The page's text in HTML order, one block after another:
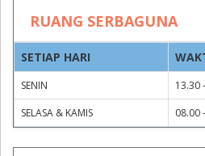
Ruang
RUANG SERBAGUNA
SETIAP HARI
SENIN 13.30
SELASA & KAMIS
08.00